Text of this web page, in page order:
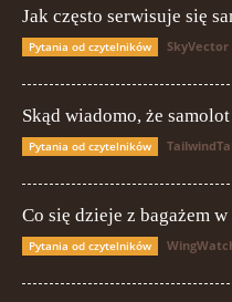
Jak często serwisuje się
Pytania od czytelników SkyVector
Skąd wiadomo, że
Pytania od czytelników
Co się dzieje z bagażem
Pytania od czytelników